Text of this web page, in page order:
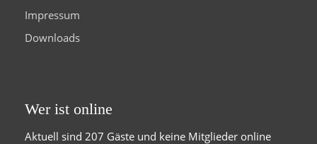
Impressum
Downloads
Wer ist online
Aktuell sind 207 Gäste und keine Mitglieder online